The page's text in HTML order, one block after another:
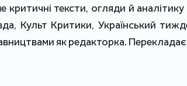
критичні тексти, огляди й аналітику
Культ Критики, Український
як редакторка. Перекладає